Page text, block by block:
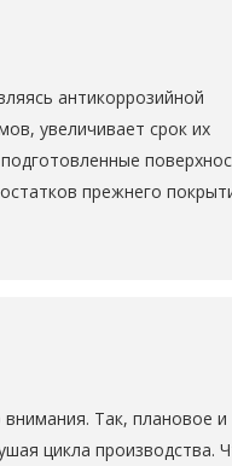
антикоррозийной
увеличивает срок их
прежнего
Так, плановое и
цикла производства.